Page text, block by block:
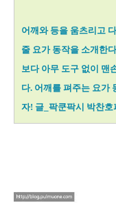
어깨와 등을 움츠리고
줄 요가 동작을 소개한
보다 아무 도구 없이 맨
다. 어깨를 펴주는 요가
자! 글_팍쿤팍시 박찬호